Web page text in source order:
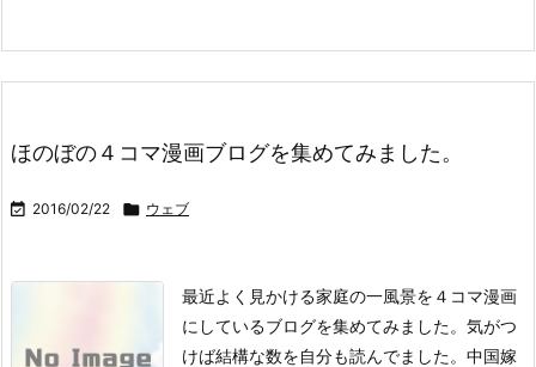
ほのぼの４コマ漫画ブログを集めてみました。
 2016/02/22  ウェブ
最近よく見かける家庭の一風景を４コマ漫画
にしているブログを集めてみました。気がつ
けば結構な数を自分も読んでました。 中国嫁